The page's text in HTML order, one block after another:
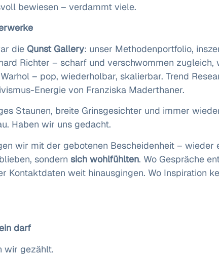
bewiesen – verdammt viele.
die Qunst Gallery: unser Methodenportfolio,
Richter – scharf und verschwommen zugleich,
– pop, wiederholbar, skalierbar. Trend
Energie von Franziska Maderthaner.
Staunen, breite Grinsgesichter und immer
Haben wir uns gedacht.
wir mit der gebotenen Bescheidenheit –
sondern sich wohlfühlten. Wo Gespräche
Kontaktdaten weit hinausgingen. Wo Inspiration
darf
wir gezählt.